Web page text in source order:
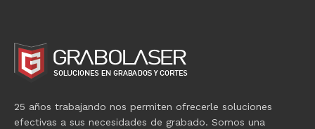
25 años trabajando nos permiten ofrecerle soluciones
efectivas a sus necesidades de grabado. Somos una